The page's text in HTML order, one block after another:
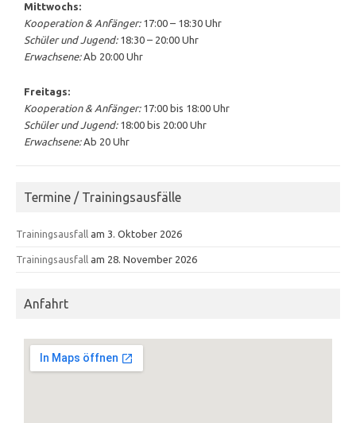
Mittwochs:
Kooperation & Anfänger:17:00 – 18:30 Uhr
Schüler und Jugend:18:30 – 20:00 Uhr
Erwachsene:Ab 20:00 Uhr
Freitags:
Kooperation & Anfänger:17:00 bis 18:00 Uhr
Schüler und Jugend:18:00 bis 20:00 Uhr
Erwachsene:Ab 20 Uhr
Termine / Trainingsausfälle
Trainingsausfall am 3. Oktober 2026
Trainingsausfall am 28. November 2026
Anfahrt